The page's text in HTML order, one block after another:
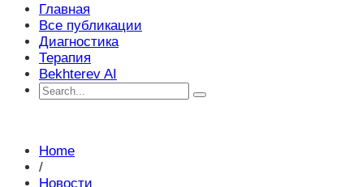
Главная
Все публикации
Диагностика
Терапия
Bekhterev AI
Home
/
Новости